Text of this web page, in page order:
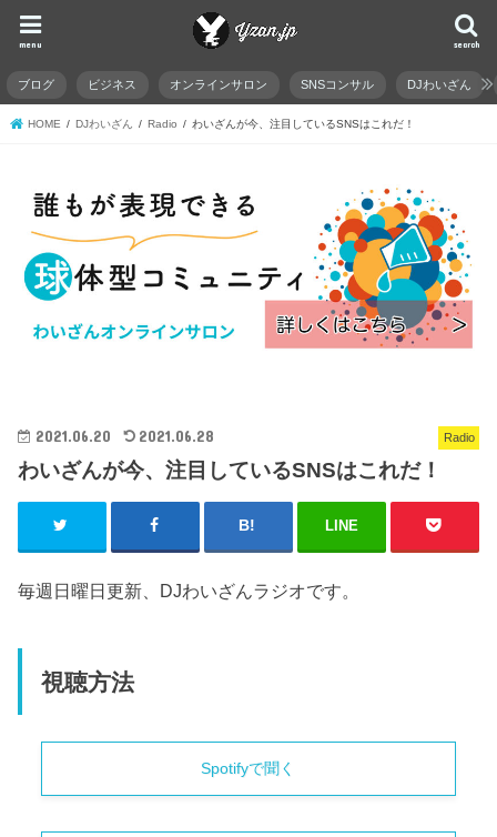
search
menu
ブログ ビジネス オンラインサロン SNSコンサル DJわいざん
HOME DJわいざん Radio わいざんが今、注目しているSNSはこれだ！
Radio
2021.06.20 2021.06.28
わいざんが今、注目しているSNSはこれだ！
LINE
毎週日曜日更新、DJわいざんラジオです。
視聴方法
Spotifyで聞く